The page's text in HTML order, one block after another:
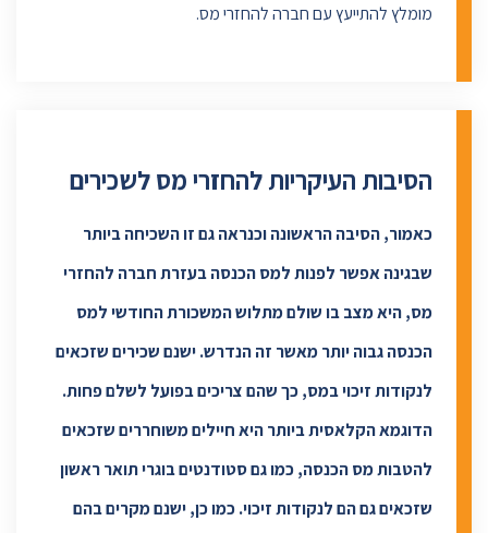
מומלץ להתייעץ עם חברה להחזרי מס.
הסיבות העיקריות להחזרי מס לשכירים
כאמור, הסיבה הראשונה וכנראה גם זו השכיחה ביותר
שבגינה אפשר לפנות למס הכנסה בעזרת חברה להחזרי
מס, היא מצב בו שולם מתלוש המשכורת החודשי למס
הכנסה גבוה יותר מאשר זה הנדרש. ישנם שכירים שזכאים
לנקודות זיכוי במס, כך שהם צריכים בפועל לשלם פחות.
הדוגמא הקלאסית ביותר היא חיילים משוחררים שזכאים
להטבות מס הכנסה, כמו גם סטודנטים בוגרי תואר ראשון
שזכאים גם הם לנקודות זיכוי. כמו כן, ישנם מקרים בהם